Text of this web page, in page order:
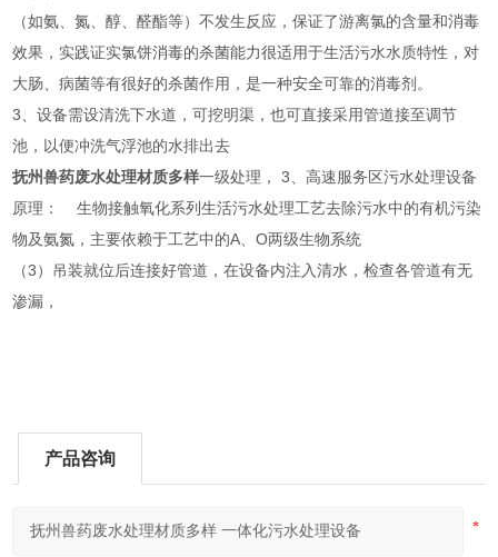
（如氨、氮、醇、醛酯等）不发生反应，保证了游离氯的含量和消毒
效果，实践证实氯饼消毒的杀菌能力很适用于生活污水水质特性，对
大肠、病菌等有很好的杀菌作用，是一种安全可靠的消毒剂。
3、设备需设清洗下水道，可挖明渠，也可直接采用管道接至调节
池，以便冲洗气浮池的水排出去
抚州兽药废水处理材质多样一级处理， 3、高速服务区污水处理设备
原理： 生物接触氧化系列生活污水处理工艺去除污水中的有机污染
物及氨氮，主要依赖于工艺中的A、O两级生物系统
（3）吊装就位后连接好管道，在设备内注入清水，检查各管道有无
渗漏，
产品咨询